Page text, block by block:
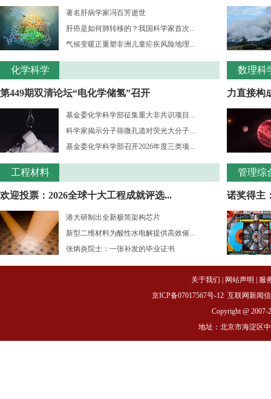
著名肝病学家冯百芳逝世
肝癌是如何肺转移的？我国科学家首次...
气候变暖正重塑非洲儿童疟疾风险地理...
化学科学
第449期双清论坛“电化学储氢”召开
基金委化学科学部征集重大非共识项目...
科学家揭示分子筛微孔道对荧光大分子...
基金委化学科学部召开2026年度三类项...
工程材料
欢迎投票：2026全球十大工程成就评选...
港大研制出全新极简架构芯片
新型二维材料为酸性水电解提供高效催...
张炳炎院士：一张补发的毕业证书
数理科
力直接构
管理综
诺奖得主
关于我们 网站声明
服
京ICP备07017567号-12 互联网新闻
Copyright @ 2007-
地址：北京市海淀区